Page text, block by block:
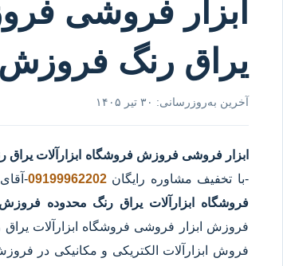
ابزار فروشی
یراق رنگ فروزش
آخرین به‌روزرسانی: ۳۰ تیر ۱۴۰۵
ابزار فروشی فروزشفروشگاه ابزارآلات
-با تخفیف مشاوره رایگان09199962202
-
فروشگاه ابزارآلات یراق رنگ محدوده
فروزش ابزار فروشی فروشگاه ابزارآلات
فروش ابزارآلات الکتریکی و مکانیکی در